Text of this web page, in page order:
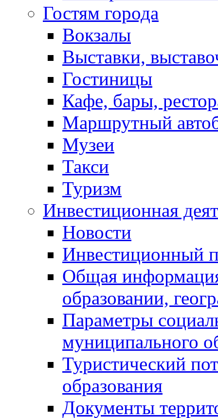
Гостям города
Вокзалы
Выставки,
Гостиницы
Кафе, бары,
Маршрутный
Музеи
Такси
Туризм
Инвестиционная
Новости
Инвестиционный
Общая
образовании,
Параметры
муниципального
Туристический
образования
Документы